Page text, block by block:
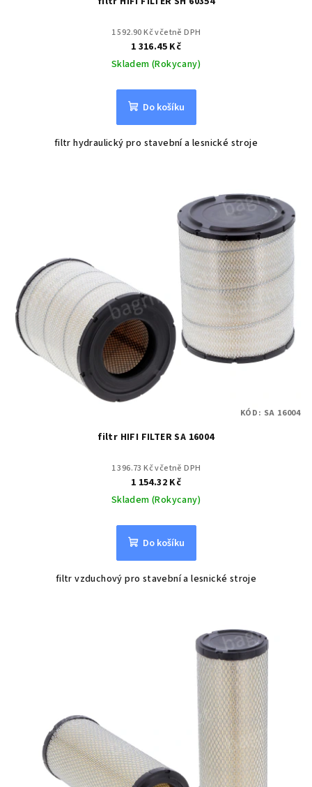
1 592.90 Kč včetně DPH
1 316.45 Kč
Skladem (Rokycany)
Do košíku
filtr hydraulický pro stavební a lesnické stroje
filtr HIFI FILTER SA 16004
1 396.73 Kč včetně DPH
1 154.32 Kč
Skladem (Rokycany)
Do košíku
filtr vzduchový pro stavební a lesnické stroje
KÓD: SA 16004